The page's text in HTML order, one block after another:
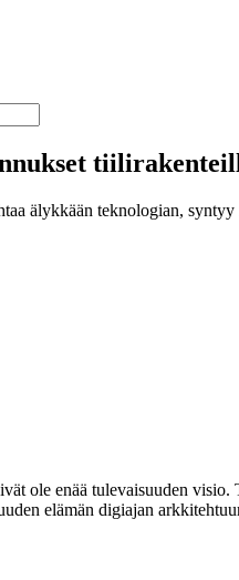
älykkään teknologian, syntyy
ole enää tulevaisuuden
elämän digiajan